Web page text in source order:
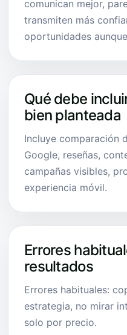
comunican mejor,
transmiten más
oportunidades
Qué debe
bien planteada
Incluye comparación
Google, reseñas,
campañas visibles,
experiencia móvil.
Errores
resultados
Errores habituales:
estrategia, no mirar
solo por precio.